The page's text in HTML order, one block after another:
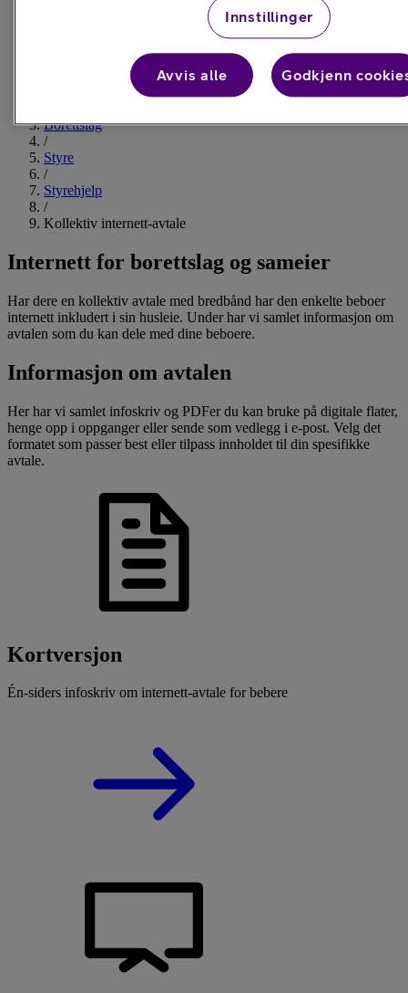
Borettslag
/
Styre
/
Styrehjelp
/
Kollektiv internett-avtale
Internett for borettslag og sameier
Har dere en kollektiv avtale med bredbånd har den enkelte beboer
internett inkludert i sin husleie. Under har vi samlet informasjon om
avtalen som du kan dele med dine beboere.
Informasjon om avtalen
Her har vi samlet infoskriv og PDFer du kan bruke på digitale flater,
henge opp i oppganger eller sende som vedlegg i e-post. Velg det
formatet som passer best eller tilpass innholdet til din spesifikke
avtale.
Kortversjon
Én-siders infoskriv om internett-avtale for bebere
Innstillinger
Avvis alle Godkjenn